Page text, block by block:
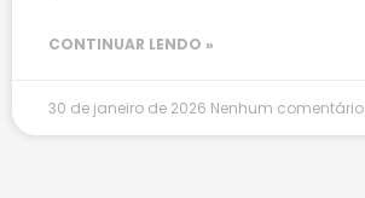
CONTINUAR LENDO »
30 de janeiro de 2026 Nenhum comentário